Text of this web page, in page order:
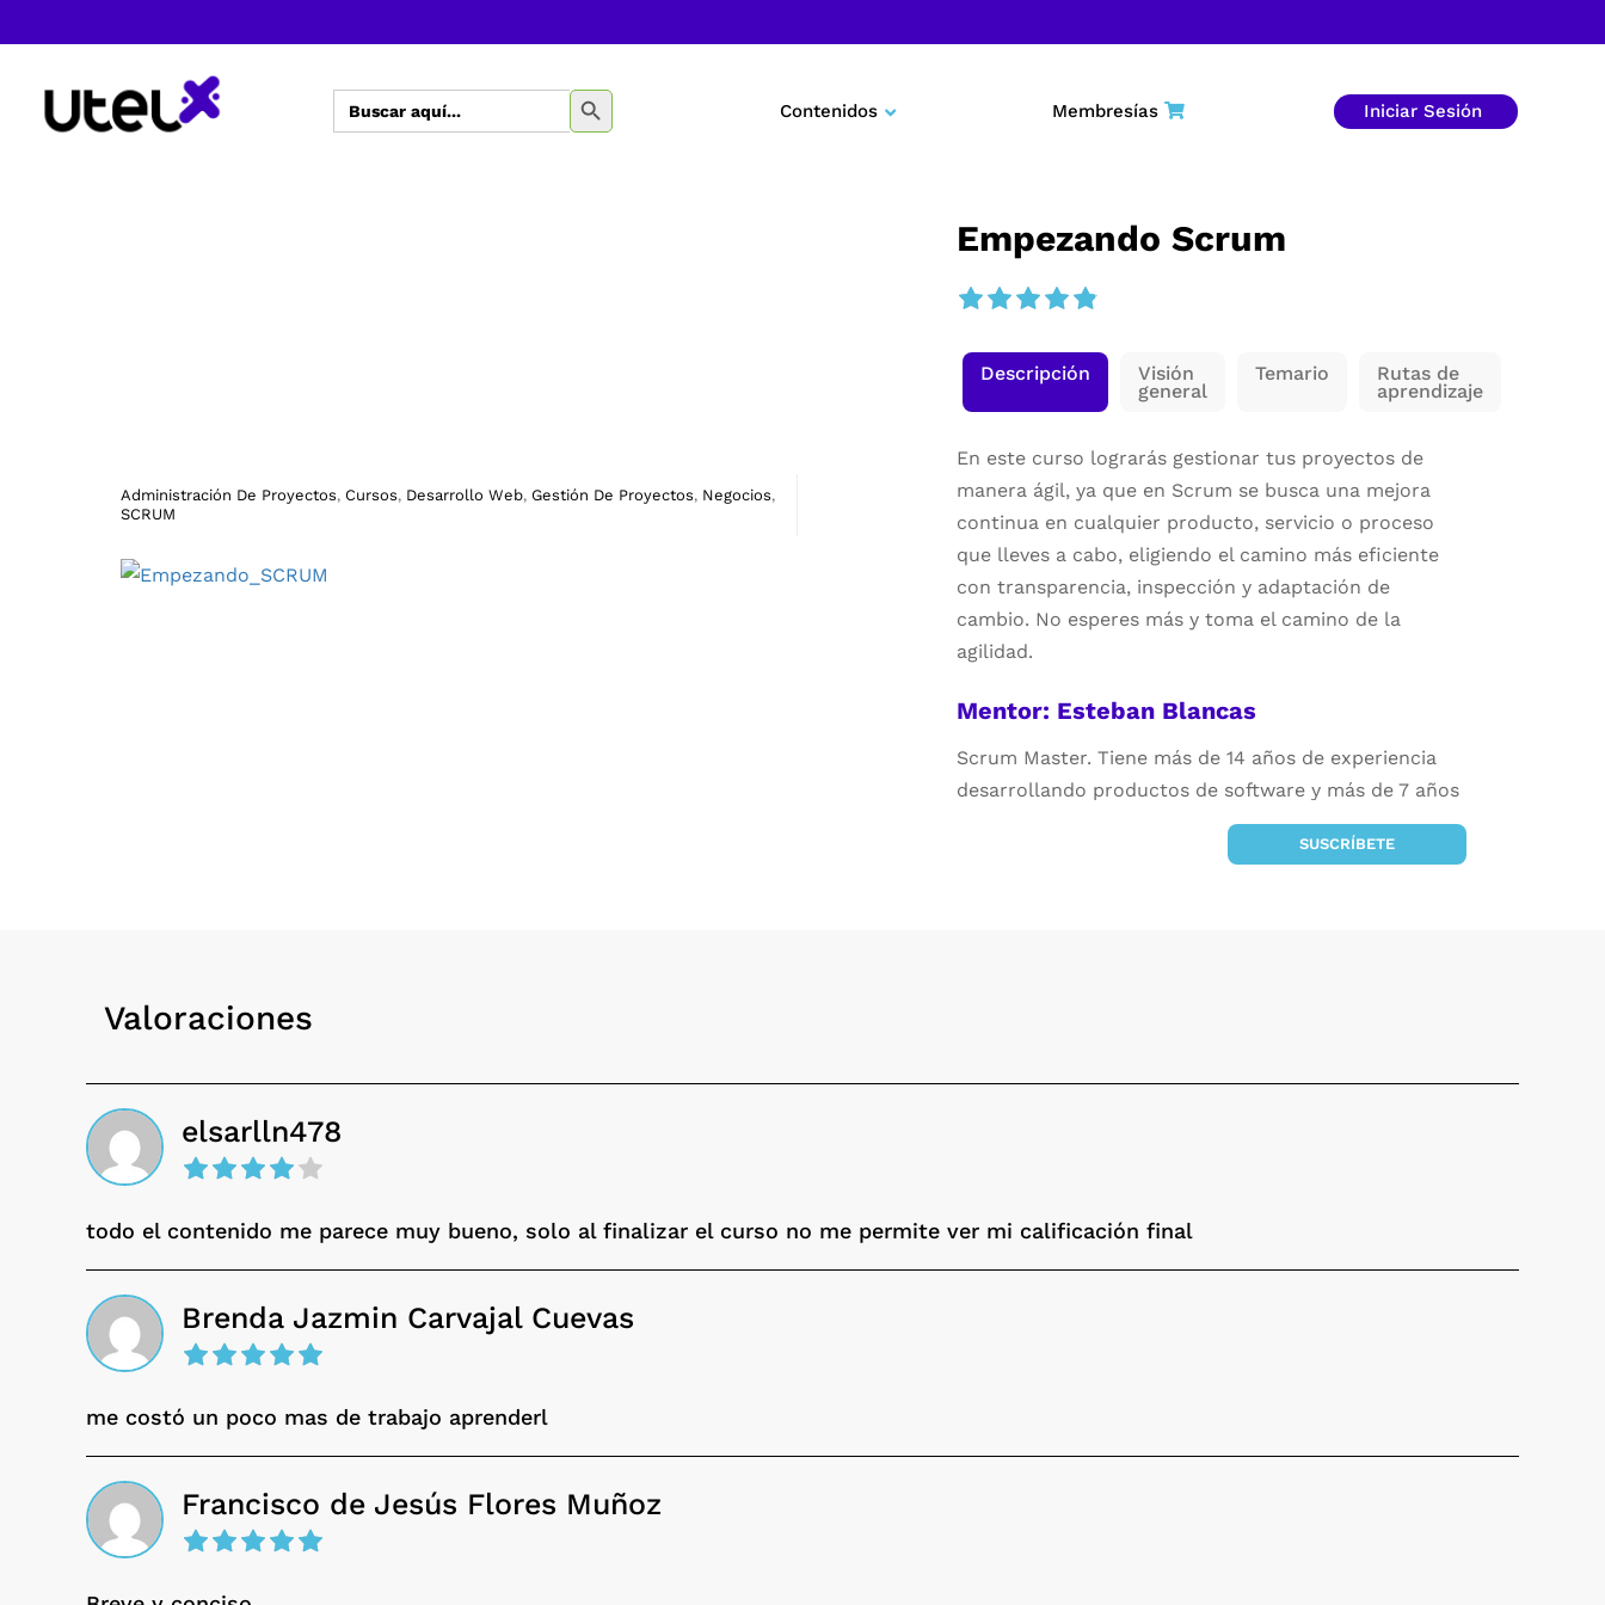
Buscar: BOTÓN DE BÚSQUEDA
Contenidos Membresías Iniciar Sesión
Administración De Proyectos, Cursos, Desarrollo Web, Gestión De Proyectos, Negocios,
SCRUM
Empezando Scrum
Descripción Visión
general
Temario Rutas de
aprendizaje
En este curso lograrás gestionar tus proyectos de
manera ágil, ya que en Scrum se busca una mejora
continua en cualquier producto, servicio o proceso
que lleves a cabo, eligiendo el camino más eficiente
con transparencia, inspección y adaptación de
cambio. No esperes más y toma el camino de la
agilidad.
Mentor: Esteban Blancas
Scrum Master. Tiene más de 14 años de experiencia
desarrollando productos de software y más de 7 años
brindando consultoría en la implementación de
SUSCRÍBETE
Valoraciones
elsarlln478
todo el contenido me parece muy bueno, solo al finalizar el curso no me permite ver mi calificación final
Brenda Jazmin Carvajal Cuevas
me costó un poco mas de trabajo aprenderl
Francisco de Jesús Flores Muñoz